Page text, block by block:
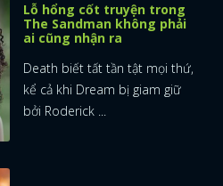
Lỗ hổng cốt truyện trong
The Sandman không phải
ai cũng nhận ra
Death biết tất tần tật mọi thứ,
kể cả khi Dream bị giam giữ
bởi Roderick ...